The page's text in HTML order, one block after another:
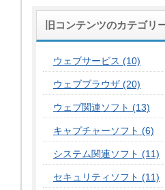
旧コンテンツのカテゴリ
ウェブサービス (10)
ウェブブラウザ (20)
ウェブ関連ソフト (13)
キャプチャーソフト (6)
システム関連ソフト (11)
セキュリティソフト (11)